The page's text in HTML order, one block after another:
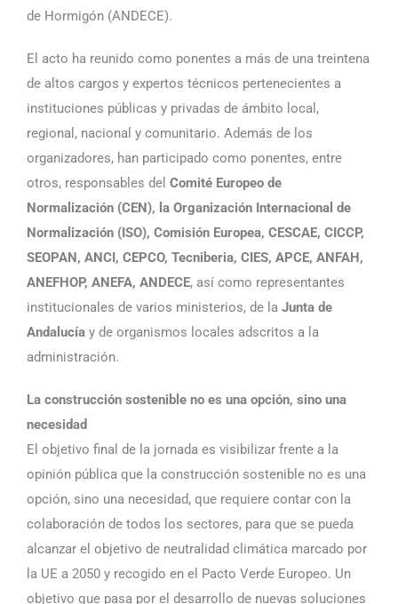
de Hormigón (ANDECE).
El acto ha reunido como ponentes a más de una treintena
de altos cargos y expertos técnicos pertenecientes a
instituciones públicas y privadas de ámbito local,
regional, nacional y comunitario. Además de los
organizadores, han participado como ponentes, entre
otros, responsables del Comité Europeo de
Normalización (CEN), la Organización Internacional de
Normalización (ISO), Comisión Europea, CESCAE, CICCP,
SEOPAN, ANCI, CEPCO, Tecniberia, CIES, APCE, ANFAH,
ANEFHOP, ANEFA, ANDECE, así como representantes
institucionales de varios ministerios, de la Junta de
Andalucía y de organismos locales adscritos a la
administración.
La construcción sostenible no es una opción, sino una
necesidad
El objetivo final de la jornada es visibilizar frente a la
opinión pública que la construcción sostenible no es una
opción, sino una necesidad, que requiere contar con la
colaboración de todos los sectores, para que se pueda
alcanzar el objetivo de neutralidad climática marcado por
la UE a 2050 y recogido en el Pacto Verde Europeo. Un
objetivo que pasa por el desarrollo de nuevas soluciones